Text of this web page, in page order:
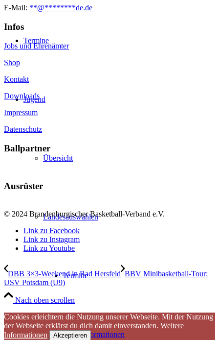
Termine
Jugend
Übersicht
Landesauswahlen
Termine
Kaderinformationen
E-Mail: **@********de.de
Infos
Jobs und Ehrenämter
Shop
Kontakt
Downloads
Impressum
Datenschutz
Ballpartner
Ausrüster
© 2024 Brandenburgischer Basketball-Verband e.V.
Link zu Facebook
Link zu Instagram
Link zu Youtube
DBB 3×3-Weekend in Bad Hersfeld BBV Minibasketball-Tour:
USV Potsdam (U9)
Nach oben scrollen
Cookies erleichtern die Nutzung unserer Webseite. Mit der Nutzung
der Webseite erklärst du dich damit einverstanden. Weitere
Informationen
Akzeptieren